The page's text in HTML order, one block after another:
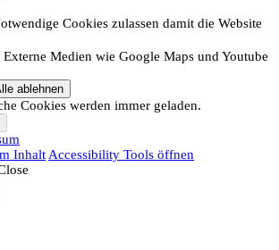
& Veranstaltungen
Lernort
& Mitmachen
Cookies zulassen damit die Website
Externe Medien wie Google Maps und Youtube
Cookies werden immer geladen.
Inhalt Accessibility Tools öffnen